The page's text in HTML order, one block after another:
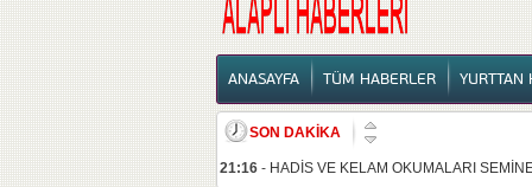
ANASAYFA TÜM HABERLER YURTTAN
SON DAKİKA
21:16 - HADİS VE KELAM OKUMALARI